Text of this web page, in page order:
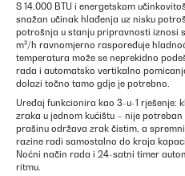
S 14.000 BTU i energetskom
snažan učinak hlađenja uz nisku
potrošnja u stanju pripravnosti iznosi
m³/h ravnomjerno raspoređuje
temperatura može se neprekidno
rada i automatsko vertikalno
dolazi točno tamo gdje je potrebno.
Uređaj funkcionira kao 3-u-1 rješenje:
zraka u jednom kućištu – nije
prašinu održava zrak čistim, a
razine radi samostalno do kraja
Noćni način rada i 24-satni timer
ritmu.